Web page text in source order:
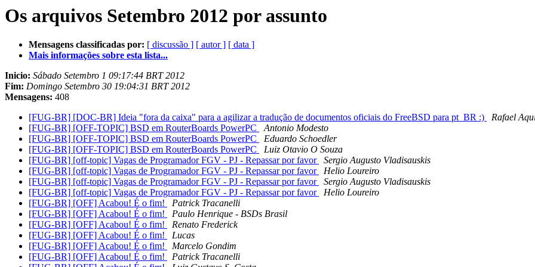
Os arquivos Setembro 2012 por assunto
Mensagens classificadas por: [ discussão ] [ autor ] [ data ]
Mais informações sobre esta lista...
Inicio: Sábado Setembro 1 09:17:44 BRT 2012
Fim: Domingo Setembro 30 19:04:31 BRT 2012
Mensagens: 408
[FUG-BR] [DOC-BR] Ideia "fora da caixa" para a agilizar a tradução de documentos oficiais do FreeBSD para pt_BR :)
Rafael
[FUG-BR] [OFF-TOPIC] BSD em RouterBoards PowerPC
Antonio Modesto
[FUG-BR] [OFF-TOPIC] BSD em RouterBoards PowerPC
Eduardo Schoedler
[FUG-BR] [OFF-TOPIC] BSD em RouterBoards PowerPC
Luiz Otavio O Souza
[FUG-BR] [off-topic] Vagas de Programador FGV - PJ - Repassar por favor
Sergio Augusto Vladisauskis
[FUG-BR] [off-topic] Vagas de Programador FGV - PJ - Repassar por favor
Helio Loureiro
[FUG-BR] [off-topic] Vagas de Programador FGV - PJ - Repassar por favor
Sergio Augusto Vladisauskis
[FUG-BR] [off-topic] Vagas de Programador FGV - PJ - Repassar por favor
Helio Loureiro
[FUG-BR] [OFF] Acabou! É o fim!
Patrick Tracanelli
[FUG-BR] [OFF] Acabou! É o fim!
Paulo Henrique - BSDs Brasil
[FUG-BR] [OFF] Acabou! É o fim!
Renato Frederick
[FUG-BR] [OFF] Acabou! É o fim!
Lucas
[FUG-BR] [OFF] Acabou! É o fim!
Marcelo Gondim
[FUG-BR] [OFF] Acabou! É o fim!
Patrick Tracanelli